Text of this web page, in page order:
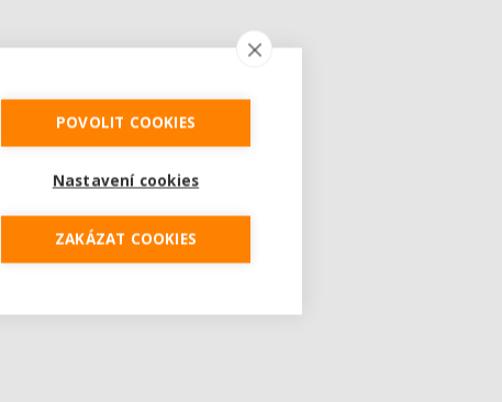
POVOLIT COOKIES
Nastavení cookies
ZAKÁZAT COOKIES